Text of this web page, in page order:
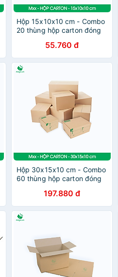
Hộp 15x10x10 cm - Combo
20 thùng hộp carton đóng
55.760 đ
Hộp 30x15x10 cm - Combo
60 thùng hộp carton đóng
197.880 đ